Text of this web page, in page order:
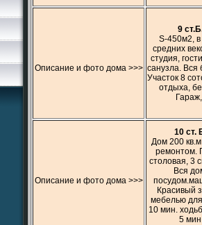
Описание и фото дома >>>
9
S-450м2,
средних
студия,
санузла. Вся
Участок 8
отдыха,
Описание и фото дома >>>
10 ст.
Дом 200
ремонтом.
столовая, 3
Вся
Красивый
мебелью
10 мин.
5